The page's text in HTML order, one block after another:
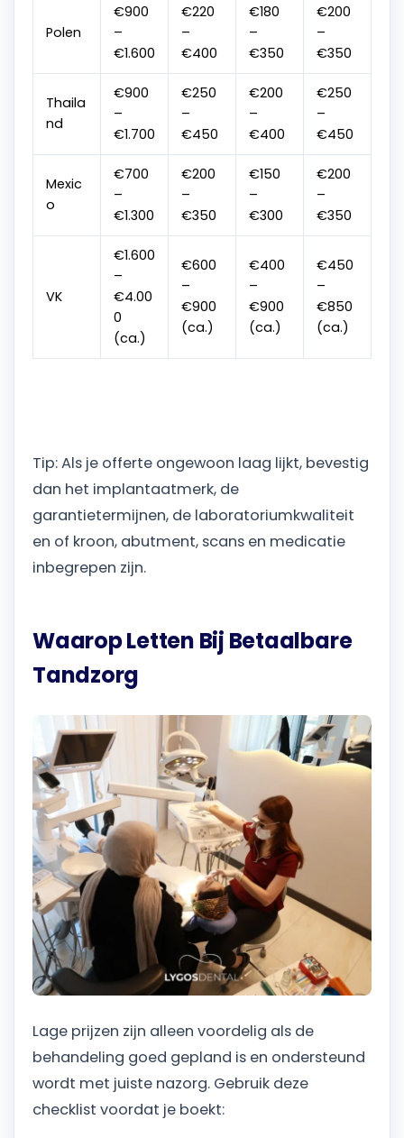
Polen
€900
–
€1.600
€220
–
€400
€180
–
€350
€200
–
€350
Thaila
nd
€900
–
€1.700
€250
–
€450
€200
–
€400
€250
–
€450
Mexic
o
€700
–
€1.300
€200
–
€350
€150
–
€300
€200
–
€350
VK
€1.600
–
€4.00
0
(ca.)
€600
–
€900
(ca.)
€400
–
€900
(ca.)
€450
–
€850
(ca.)
Tip: Als je offerte ongewoon laag lijkt, bevestig
dan het implantaatmerk, de
garantietermijnen, de laboratoriumkwaliteit
en of kroon, abutment, scans en medicatie
inbegrepen zijn.
Waarop Letten Bij Betaalbare
Tandzorg
Lage prijzen zijn alleen voordelig als de
behandeling goed gepland is en ondersteund
wordt met juiste nazorg. Gebruik deze
checklist voordat je boekt: